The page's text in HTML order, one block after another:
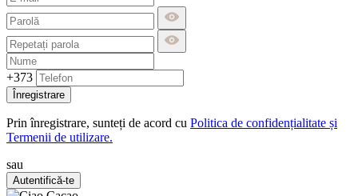
+373
Înregistrare
Prin înregistrare, sunteți de acord cu Politica de confidențialitate și
Termenii de utilizare.
sau
Autentifică-te